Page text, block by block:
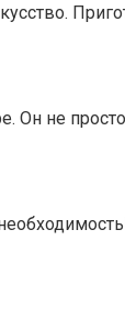
Он не просто